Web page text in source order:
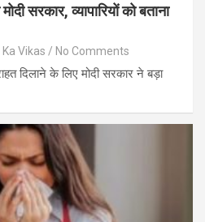
सरकार, व्यापारियों को बताना
Vikas No Comments
दिलाने के लिए मोदी सरकार ने बड़ा